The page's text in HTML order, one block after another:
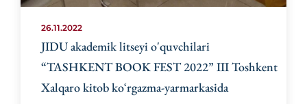
26.11.2022
JIDU akademik litseyi o'quvchilari
“TASHKENT BOOK FEST 2022” III Toshkent
Xalqaro kitob koʻrgazma-yarmarkasida